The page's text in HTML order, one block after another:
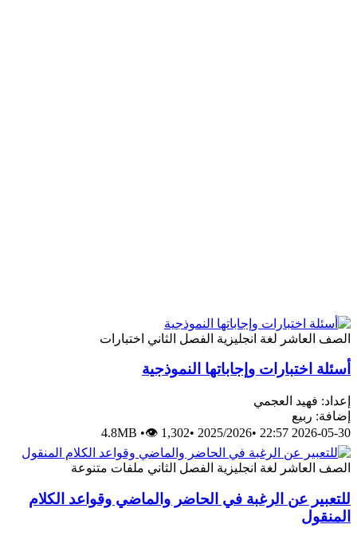
الصف العاشر لغة انجليزية الفصل الثاني اختبارات
أسئلة اختبارات وإجاباتها النموذجية
إعداد: فهيد العجمي
إضافة: ربيع
2026-05-30 22:57
•
2025/2026
•
4.8MB •👁 1,302
الصف العاشر لغة انجليزية الفصل الثاني ملفات متنوعة
للتعبير عن الرغبة في الحاضر والماضي وقواعد الكلام
المنقول